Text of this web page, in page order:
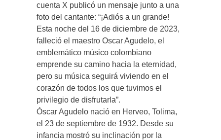
cuenta X publicó un mensaje junto a una
foto del cantante: “¡Adiós a un grande!
Esta noche del 16 de diciembre de 2023,
falleció el maestro Oscar Agudelo, el
emblemático músico colombiano
emprende su camino hacia la eternidad,
pero su música seguirá viviendo en el
corazón de todos los que tuvimos el
privilegio de disfrutarla”.
Óscar Agudelo nació en Herveo, Tolima,
el 23 de septiembre de 1932. Desde su
infancia mostró su inclinación por la